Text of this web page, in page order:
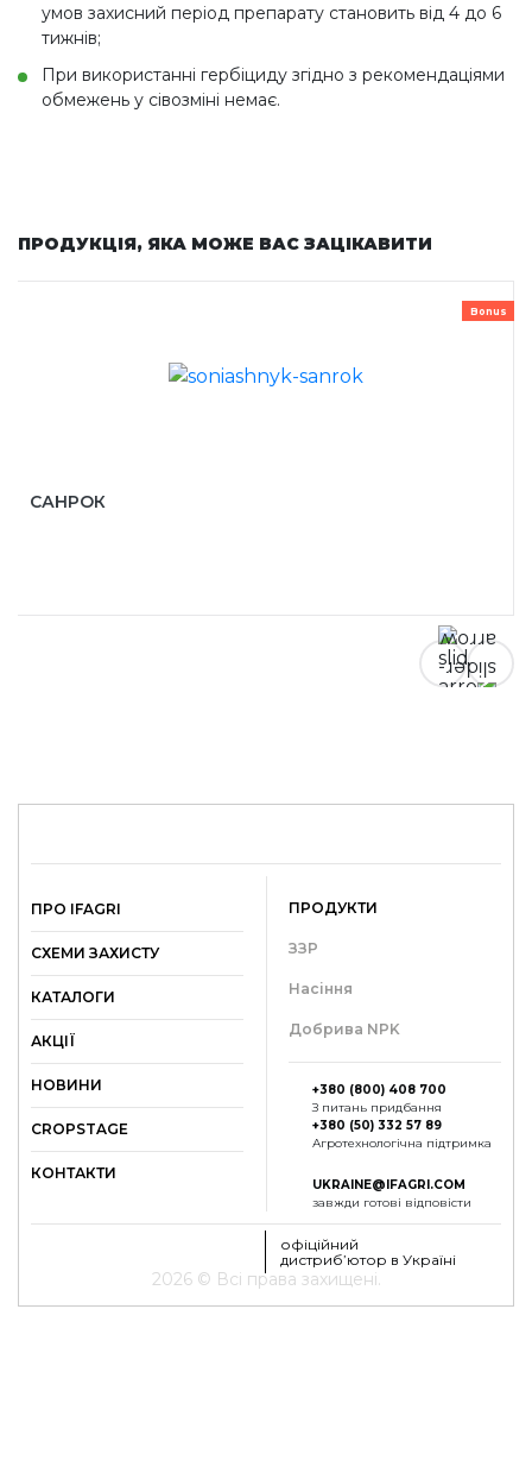
умов захисний період препарату становить від 4 до 6
тижнів;
При використанні гербіциду згідно з рекомендаціями
обмежень у сівозміні немає.
ПРОДУКЦІЯ, ЯКА МОЖЕ ВАС ЗАЦІКАВИТИ
Bonus
САНРОК
2026 © Всі права захищені.
ПРО IFAGRI
СХЕМИ ЗАХИСТУ
КАТАЛОГИ
АКЦІЇ
НОВИНИ
СROPSTAGE
КОНТАКТИ
ПРОДУКТИ
ЗЗР
Насіння
Добрива NPK
+380 (800) 408 700
З питань придбання
+380 (50) 332 57 89
Агротехнологічна підтримка
UKRAINE@IFAGRI.COM
завжди готові відповісти
офіційний
дистриб’ютор в Україні